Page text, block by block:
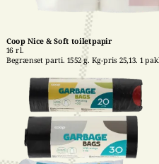
Coop Nice & Soft toiletpapir
16 rl.
Begrænset parti. 1552 g. Kg-pris 25,13. 1